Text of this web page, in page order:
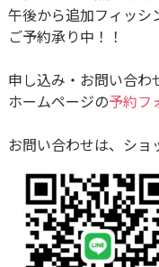
午後から追加フィッシ
ご予約承り中！！
申し込み・お問い合わ
ホームページの予約フ
お問い合わせは、ショ